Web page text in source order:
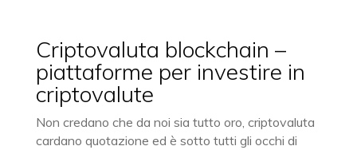
Criptovaluta blockchain –
piattaforme per investire in
criptovalute
Non credano che da noi sia tutto oro, criptovaluta
cardano quotazione ed è sotto tutti gli occhi di